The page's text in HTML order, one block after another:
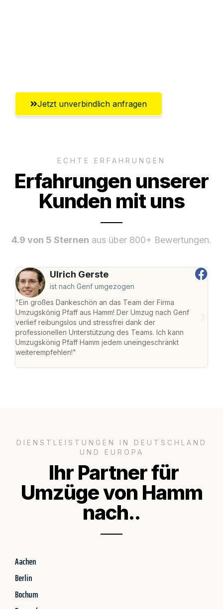
Jetzt unverbindlich anfragen
ECHTE ERFAHRUNGEN
Erfahrungen unserer
Kunden mit uns
4.9 von 5 Sternen aus über 800+ Bewertungen.
Ulrich Gerste
ist nach Genf umgezogen
"Ein großes Dankeschön an das Team der Firma
Umzugskönig Pfaff aus Hamm! Der Umzug nach Genf
verlief reibungslos und stressfrei dank der
professionellen Unterstützung des Teams. Ich kann
Umzugskönig Pfaff Hamm jedem uneingeschränkt
weiterempfehlen!"
DIENSTLEISTUNGEN IN DEUTSCHLAND
UND EUROPA
Ihr Partner für
Umzüge von Hamm
nach..
Aachen
Berlin
Bochum